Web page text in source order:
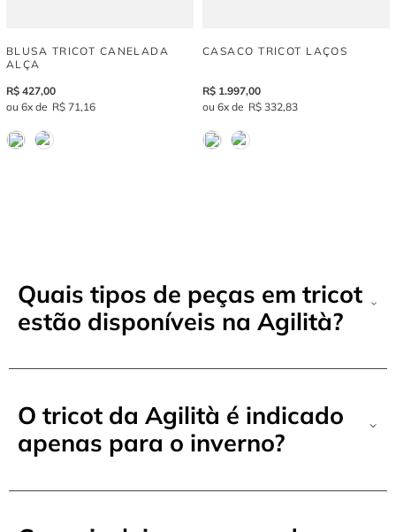
BLUSA TRICOT CANELADA
ALÇA
R$ 427,00
6
R$ 71,16
CASACO TRICOT LAÇOS
R$ 1.997,00
6
R$ 332,83
Quais tipos de peças em tricot
estão disponíveis na Agilità?
O tricot da Agilità é indicado
apenas para o inverno?